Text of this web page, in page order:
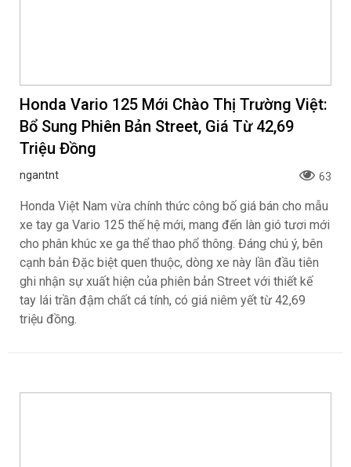
Honda Vario 125 Mới Chào Thị Trường Việt:
Bổ Sung Phiên Bản Street, Giá Từ 42,69
Triệu Đồng
ngantnt 63
Honda Việt Nam vừa chính thức công bố giá bán cho mẫu
xe tay ga Vario 125 thế hệ mới, mang đến làn gió tươi mới
cho phân khúc xe ga thể thao phổ thông. Đáng chú ý, bên
cạnh bản Đặc biệt quen thuộc, dòng xe này lần đầu tiên
ghi nhận sự xuất hiện của phiên bản Street với thiết kế
tay lái trần đậm chất cá tính, có giá niêm yết từ 42,69
triệu đồng.